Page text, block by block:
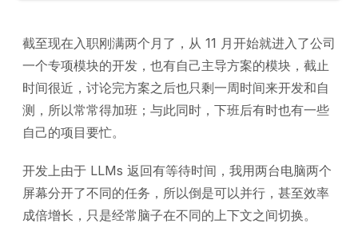
截至现在入职刚满两个月了，从 11 月开始就进入了公司
一个专项模块的开发，也有自己主导方案的模块，截止
时间很近，讨论完方案之后也只剩一周时间来开发和自
测，所以常常得加班；与此同时，下班后有时也有一些
自己的项目要忙。
开发上由于 LLMs 返回有等待时间，我用两台电脑两个
屏幕分开了不同的任务，所以倒是可以并行，甚至效率
成倍增长，只是经常脑子在不同的上下文之间切换。